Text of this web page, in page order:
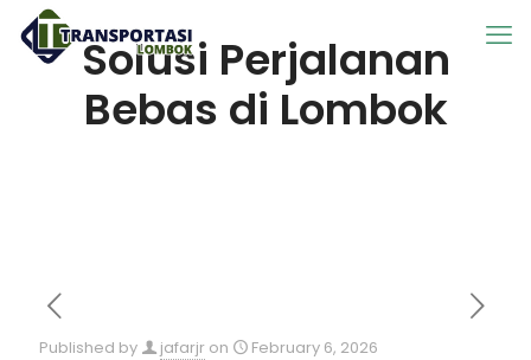
Solusi Perjalanan
Bebas di Lombok
Published by jafarjr on February 6, 2026